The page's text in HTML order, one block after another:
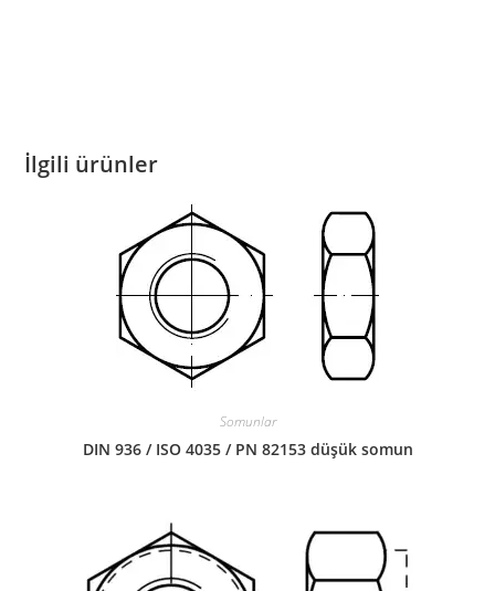
İlgili ürünler
Somunlar
DIN 936 / ISO 4035 / PN 82153 düşük somun